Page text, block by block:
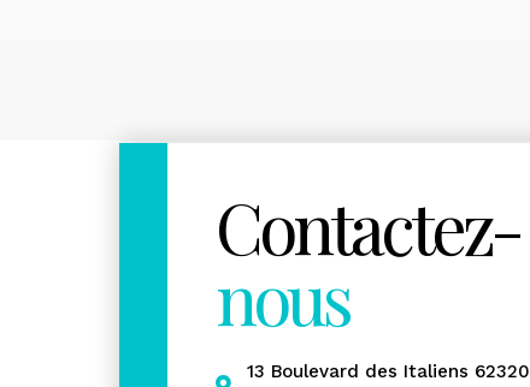
Contactez-
nous
13 Boulevard des Italiens 62320